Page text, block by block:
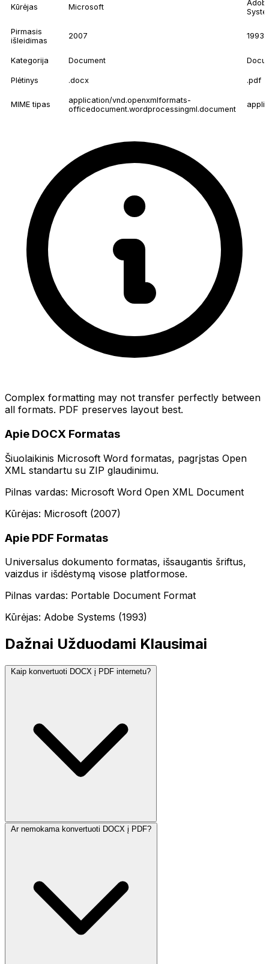
Kūrėjas Microsoft
Pirmasis
išleidimas
2007 1993
Kategorija Document
Plėtinys .docx .pdf
MIME tipas
application/vnd.openxmlformats-
officedocument.wordprocessingml.document
Complex formatting may not transfer perfectly between
all formats. PDF preserves layout best.
Apie DOCX Formatas
Šiuolaikinis Microsoft Word formatas, pagrįstas Open
XML standartu su ZIP glaudinimu.
Pilnas vardas: Microsoft Word Open XML Document
Kūrėjas: Microsoft (2007)
Apie PDF Formatas
Universalus dokumento formatas, išsaugantis šriftus,
vaizdus ir išdėstymą visose platformose.
Pilnas vardas: Portable Document Format
Kūrėjas: Adobe Systems (1993)
Dažnai Užduodami Klausimai
Kaip konvertuoti DOCX į PDF internetu?
Ar nemokama konvertuoti DOCX į PDF?